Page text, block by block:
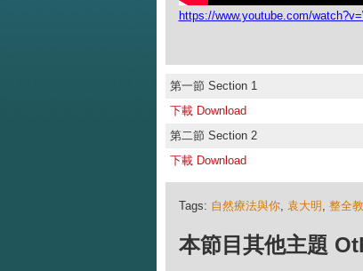
https://www.youtube.com/
第一節 Section 1
下載 Download
第二節 Section 2
下載 Download
Tags: 自然療法與你, 袁大明 , 整全
本節目其他主題